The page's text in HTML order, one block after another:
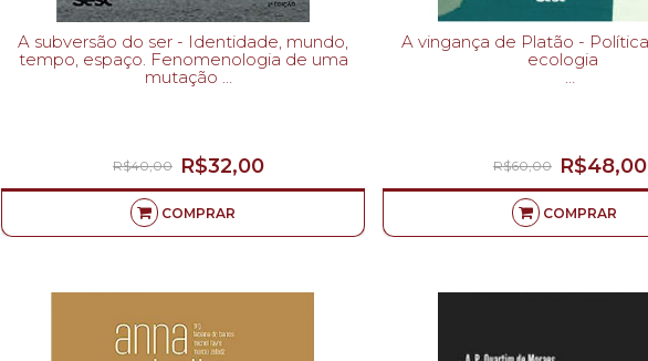
A subversão do ser - Identidade, mundo,
tempo, espaço. Fenomenologia de uma
mutação
R$32,00
R$40,00
COMPRAR
A vingança de Platão - Política na era da
ecologia
R$48,00
R$60,00
COMPRAR